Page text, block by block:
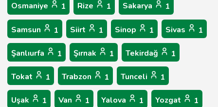
Osmaniye 1 Rize 1 Sakarya 1
Samsun 1 Siirt 1 Sinop 1 Sivas 1
Şanlıurfa 1 Şırnak 1 Tekirdağ 1
Tokat 1 Trabzon 1 Tunceli 1
Uşak 1 Van 1 Yalova 1 Yozgat 1